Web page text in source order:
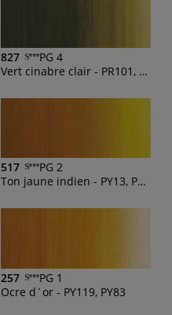
827
PG 4
Vert cinabre clair - PR101, PG36, PY83, PY154
517
PG 2
Ton jaune indien - PY13, PG17
257
PG 1
Ocre d´or - PY119, PY83